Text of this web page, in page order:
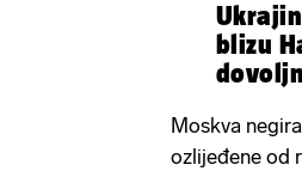
blizu
Moskva
ozlijeđene od